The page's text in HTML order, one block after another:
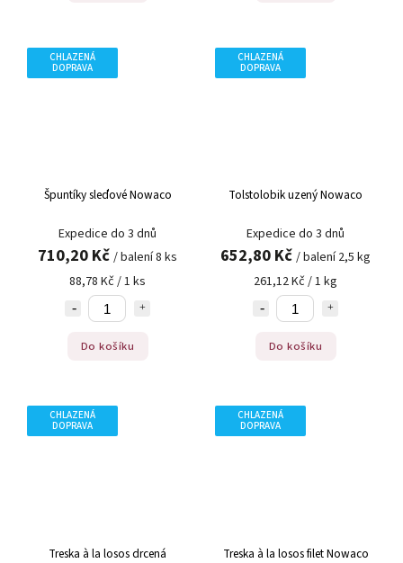
CHLAZENÁ
DOPRAVA
Špuntíky sleďové Nowaco
Expedice do 3 dnů
710,20 Kč / balení 8 ks
88,78 Kč / 1 ks
Do košíku
CHLAZENÁ
DOPRAVA
Tolstolobik uzený Nowaco
Expedice do 3 dnů
652,80 Kč / balení 2,5 kg
261,12 Kč / 1 kg
Do košíku
CHLAZENÁ
DOPRAVA
Treska à la losos drcená
CHLAZENÁ
DOPRAVA
Treska à la losos filet Nowaco